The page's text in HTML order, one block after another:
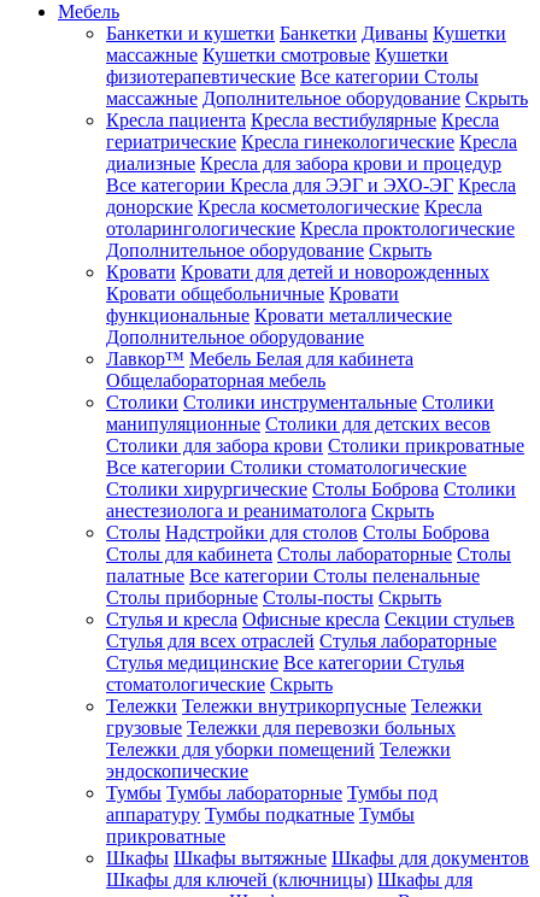
Мебель
Банкетки и кушетки Банкетки Диваны Кушетки
массажные Кушетки смотровые Кушетки
физиотерапевтические Все категории Столы
массажные Дополнительное оборудование Скрыть
Кресла пациента Кресла вестибулярные Кресла
гериатрические Кресла гинекологические Кресла
диализные Кресла для забора крови и процедур
Все категории Кресла для ЭЭГ и ЭХО-ЭГ Кресла
донорские Кресла косметологические Кресла
отоларингологические Кресла проктологические
Дополнительное оборудование Скрыть
Кровати Кровати для детей и новорожденных
Кровати общебольничные Кровати
функциональные Кровати металлические
Дополнительное оборудование
Лавкор™ Мебель Белая для кабинета
Общелабораторная мебель
Столики Столики инструментальные Столики
манипуляционные Столики для детских весов
Столики для забора крови Столики прикроватные
Все категории Столики стоматологические
Столики хирургические Столы Боброва Столики
анестезиолога и реаниматолога Скрыть
Столы Надстройки для столов Столы Боброва
Столы для кабинета Столы лабораторные Столы
палатные Все категории Столы пеленальные
Столы приборные Столы-посты Скрыть
Стулья и кресла Офисные кресла Секции стульев
Стулья для всех отраслей Стулья лабораторные
Стулья медицинские Все категории Стулья
стоматологические Скрыть
Тележки Тележки внутрикорпусные Тележки
грузовые Тележки для перевозки больных
Тележки для уборки помещений Тележки
эндоскопические
Тумбы Тумбы лабораторные Тумбы под
аппаратуру Тумбы подкатные Тумбы
прикроватные
Шкафы Шкафы вытяжные Шкафы для документов
Шкафы для ключей (ключницы) Шкафы для